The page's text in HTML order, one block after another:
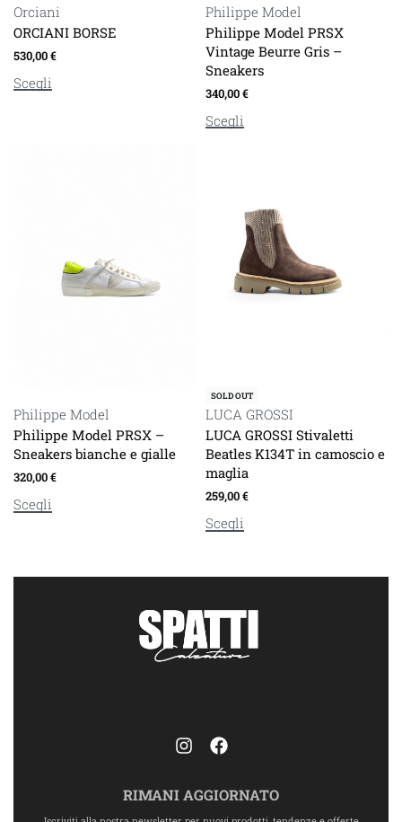
Orciani
ORCIANI BORSE
530,00€
Scegli
Philippe Model
Philippe Model PRSX
Vintage Beurre Gris –
Sneakers
340,00€
Scegli
Philippe Model
Philippe Model PRSX –
Sneakers bianche e gialle
320,00€
Scegli
SOLD OUT
LUCA GROSSI
LUCA GROSSI Stivaletti
Beatles K134T in camoscio e
maglia
259,00€
Scegli
RIMANI AGGIORNATO